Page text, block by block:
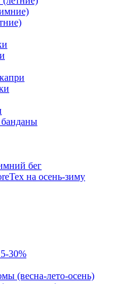
бег
на осень-зиму
30%
(весна-лето-осень)